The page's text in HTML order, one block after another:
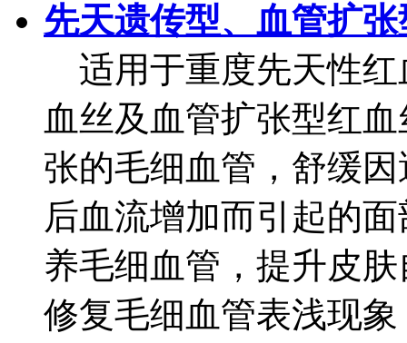
先天遗传型、血管扩
适用于重度先天性红
血丝及血管扩张型红
张的毛细血管，舒缓
后血流增加而引起的
养毛细血管，提升皮
修复毛细血管表浅现